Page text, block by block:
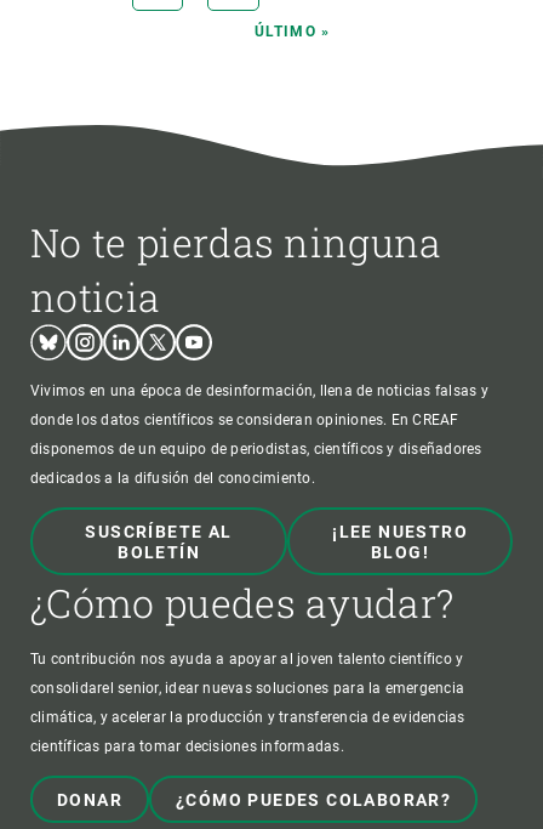
ÚLTIMA
ÚLTIMO »
No te pierdas ninguna
noticia
BlueskyInstagram
LinkedinTwitterYoutube
Vivimos en una época de desinformación, llena de noticias falsas y
donde los datos científicos se consideran opiniones. En CREAF
disponemos de un equipo de periodistas, científicos y diseñadores
dedicados a la difusión del conocimiento.
SUSCRÍBETE AL
BOLETÍN
¡LEE NUESTRO
BLOG!
¿Cómo puedes ayudar?
Tu contribución nos ayuda a apoyar al joven talento científico y
consolidarel senior, idear nuevas soluciones para la emergencia
climática, y acelerar la producción y transferencia de evidencias
científicas para tomar decisiones informadas.
DONAR ¿CÓMO PUEDES COLABORAR?